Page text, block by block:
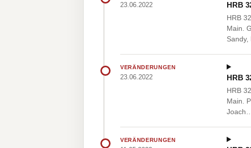
23.06.2022 HRB
HRB
Main.
Sandy,
VERÄNDERUNGEN
23.06.2022 HRB
HRB
Main.
Joach…
VERÄNDERUNGEN